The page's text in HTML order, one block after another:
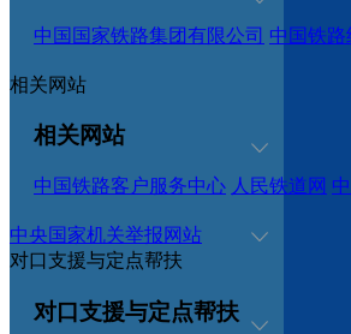
中国国家铁路集团有限公司 中国铁
相关网站
相关网站
中国铁路客户服务中心 人民铁道网
中央国家机关举报网站
对口支援与定点帮扶
对口支援与定点帮扶